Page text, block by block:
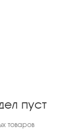
пуст
товаров